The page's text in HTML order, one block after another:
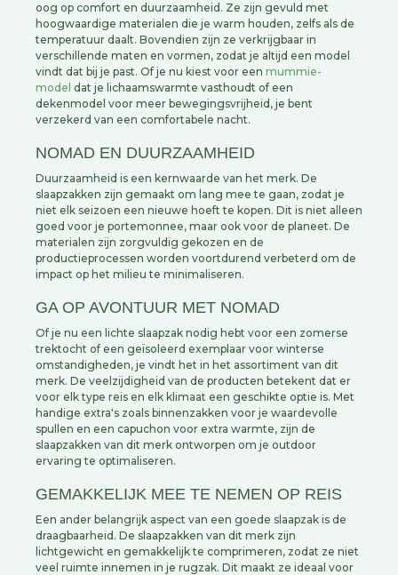
oog op comfort en duurzaamheid. Ze zijn gevuld met
hoogwaardige materialen die je warm houden, zelfs als de
temperatuur daalt. Bovendien zijn ze verkrijgbaar in
verschillende maten en vormen, zodat je altijd een model
vindt dat bij je past. Of je nu kiest voor een mummie-
model dat je lichaamswarmte vasthoudt of een
dekenmodel voor meer bewegingsvrijheid, je bent
verzekerd van een comfortabele nacht.
NOMAD EN DUURZAAMHEID
Duurzaamheid is een kernwaarde van het merk. De
slaapzakken zijn gemaakt om lang mee te gaan, zodat je
niet elk seizoen een nieuwe hoeft te kopen. Dit is niet alleen
goed voor je portemonnee, maar ook voor de planeet. De
materialen zijn zorgvuldig gekozen en de
productieprocessen worden voortdurend verbeterd om de
impact op het milieu te minimaliseren.
GA OP AVONTUUR MET NOMAD
Of je nu een lichte slaapzak nodig hebt voor een zomerse
trektocht of een geïsoleerd exemplaar voor winterse
omstandigheden, je vindt het in het assortiment van dit
merk. De veelzijdigheid van de producten betekent dat er
voor elk type reis en elk klimaat een geschikte optie is. Met
handige extra's zoals binnenzakken voor je waardevolle
spullen en een capuchon voor extra warmte, zijn de
slaapzakken van dit merk ontworpen om je outdoor
ervaring te optimaliseren.
GEMAKKELIJK MEE TE NEMEN OP REIS
Een ander belangrijk aspect van een goede slaapzak is de
draagbaarheid. De slaapzakken van dit merk zijn
lichtgewicht en gemakkelijk te comprimeren, zodat ze niet
veel ruimte innemen in je rugzak. Dit maakt ze ideaal voor